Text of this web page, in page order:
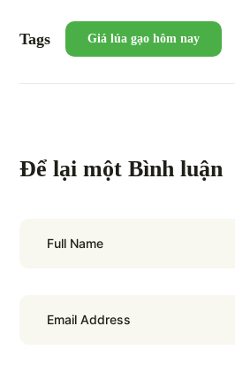
Tags Giá lúa gạo hôm nay
Để lại một Bình luận